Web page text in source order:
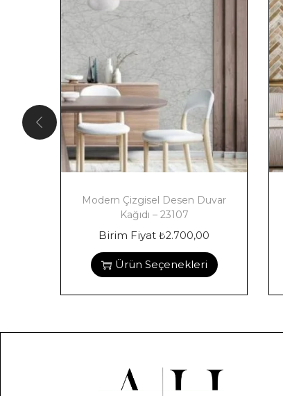
Modern Çizgisel Desen Duvar
Kağıdı – 23107
Birim Fiyat ₺2.700,00
Ürün Seçenekleri